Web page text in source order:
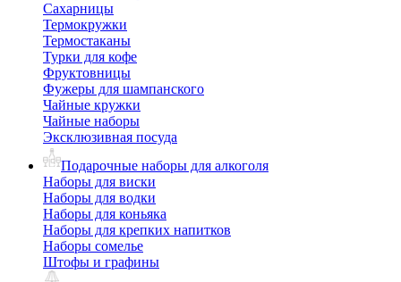
Сахарницы
Термокружки
Термостаканы
Турки для кофе
Фруктовницы
Фужеры для шампанского
Чайные кружки
Чайные наборы
Эксклюзивная посуда
Подарочные наборы для алкоголя
Наборы для виски
Наборы для водки
Наборы для коньяка
Наборы для крепких напитков
Наборы сомелье
Штофы и графины